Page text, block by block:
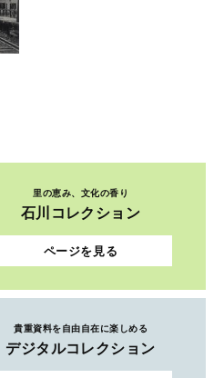
里の恵み、文化の香り
石川コレクション
ページを見る
貴重資料を自由自在に楽しめる
デジタルコレクション